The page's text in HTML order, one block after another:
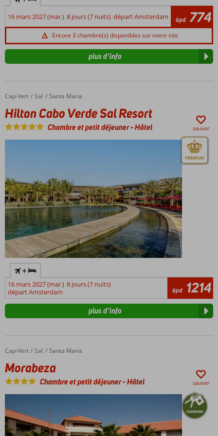
a
également
ce
vacances
!
Cap-
un
véritable
les
La
température
agréable
et
la
novembre
à
juin
en
font
un
lieu
idéal
pour
les
sportifs.
Pour
récupérer
active,
pouvez
alterner
avec
une
tranquille
promenade
en
bateau
de
16 mars 2027 (mar.) 8 jours (7 nuits) départ Amsterdam àpd 774
Encore 3 chambre(s) disponibles sur notre site
plus d’info
Accueil
Cap-Vert Sal Santa Maria
Hilton Cabo Verde Sal Resort
Hilton Cabo Verde Sal Resort
Chambre et petit déjeuner-Hôtel sauver
+
16 mars 2027 (mar.) 8 jours (7 nuits)
départ Amsterdam
àpd 1214
plus d’info
Accueil
Cap-Vert Sal Santa Maria
Morabeza
Morabeza
Chambre et petit déjeuner-Hôtel sauver